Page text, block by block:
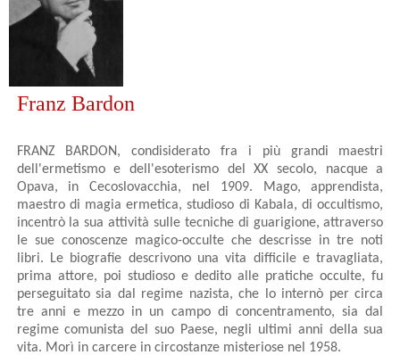
Franz Bardon
FRANZ BARDON, condisiderato fra i più grandi maestri
dell'ermetismo e dell'esoterismo del XX secolo, nacque a
Opava, in Cecoslovacchia, nel 1909. Mago, apprendista,
maestro di magia ermetica, studioso di Kabala, di occultismo,
incentrò la sua attività sulle tecniche di guarigione, attraverso
le sue conoscenze magico-occulte che descrisse in tre noti
libri. Le biografie descrivono una vita difficile e travagliata,
prima attore, poi studioso e dedito alle pratiche occulte, fu
perseguitato sia dal regime nazista, che lo internò per circa
tre anni e mezzo in un campo di concentramento, sia dal
regime comunista del suo Paese, negli ultimi anni della sua
vita. Morì in carcere in circostanze misteriose nel 1958.